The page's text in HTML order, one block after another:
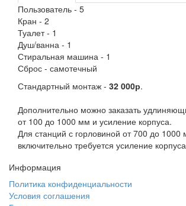
Пользователь - 5
Кран - 2
Туалет - 1
Душ/ванна - 1
Стиральная машина - 1
Сброс - самотечный
Стандартный монтаж - 32 000р.
Дополнительно можно заказать
от 100 до 1000 мм и усиление корпуса.
Для станций с горловиной от 700 до 1000
включительно требуется усиление
Информация
Политика конфиденциальности
Условия соглашения